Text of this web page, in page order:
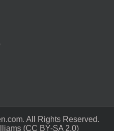
All Rights Reserved.‎
(CC BY-SA 2.0)‎